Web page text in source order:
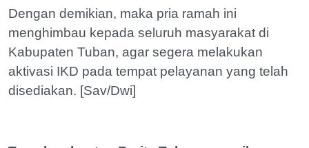
Dengan demikian, maka pria ramah ini
menghimbau kepada seluruh masyarakat di
Kabupaten Tuban, agar segera melakukan
aktivasi IKD pada tempat pelayanan yang telah
disediakan. [Sav/Dwi]